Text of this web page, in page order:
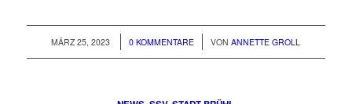
MÄRZ 25, 2023
/ 0 KOMMENTARE
/ VONANNETTE GROLL